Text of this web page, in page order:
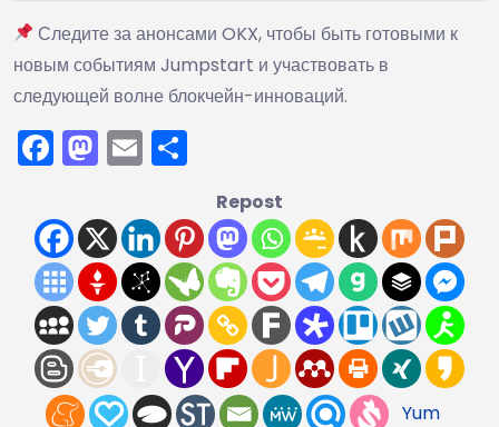
Следите за анонсами OKX, чтобы быть готовыми к
новым событиям Jumpstart и участвовать в
следующей волне блокчейн-инноваций.
Facebook
Mastodon
Email
Repost
Yum